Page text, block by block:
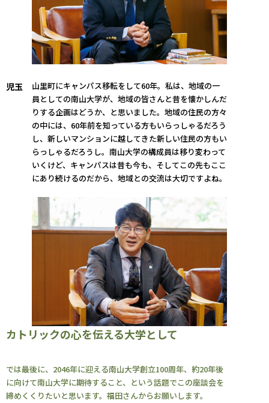
児玉
山里町にキャンパス移転をして60年。私は、地域の一
員としての南山大学が、地域の皆さんと昔を懐かしんだ
りする企画はどうか、と思いました。地域の住民の方々
の中には、60年前を知っている方もいらっしゃるだろう
し、新しいマンションに越してきた新しい住民の方もい
らっしゃるだろうし。南山大学の構成員は移り変わって
いくけど、キャンパスは昔も今も、そしてこの先もここ
にあり続けるのだから、地域との交流は大切ですよね。
カトリックの心を伝える大学として
では最後に、2046年に迎える南山大学創立100周年、約20年後
に向けて南山大学に期待すること、という話題でこの座談会を
締めくくりたいと思います。福田さんからお願いします。